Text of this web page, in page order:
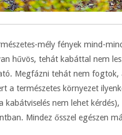
mély fények mind-
hűvös, tehát kabáttal nem
Megfázni tehát nem
a természetes környezet
kabátviselés nem lehet
Mindez ősszel egészen